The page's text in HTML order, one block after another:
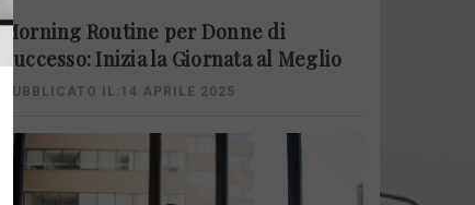
Morning Routine per Donne di
Successo: Inizia la Giornata al Meglio
PUBBLICATO IL:14 APRILE 2025